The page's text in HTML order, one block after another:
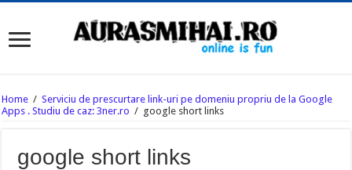
Home / Serviciu de prescurtare link-uri pe domeniu propriu de la Google
Apps . Studiu de caz: 3ner.ro / google short links
google short links